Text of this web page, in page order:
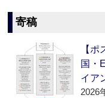
寄稿
【
国・
イア
2026